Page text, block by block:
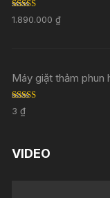
Rated 5.00
out of 5
1.890.000₫
Máy giặt thảm phun
Rated
out of 5
3₫
VIDEO